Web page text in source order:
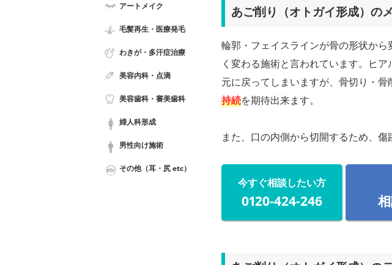
あご削り（オトガイ形成）の
輪郭・フェイスラインが骨の形状か
く変わる施術と言われています。ヒ
元に戻ってしまいますが、骨切り・骨
持続を期待出来ます。
また、口の内側から切開するため、傷
今すぐ相談したい方
0120-424-246
アートメイク
毛髪再生・医療発毛
わきが・多汗症治療
美容内科・点滴
美容歯科・審美歯科
婦人科形成
男性向け施術
その他（耳・尻 etc）